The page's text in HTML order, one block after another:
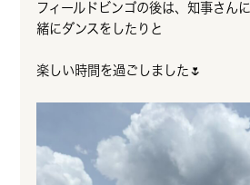
フィールドビンゴの後は、知事さん
緒にダンスをしたりと
楽しい時間を過ごしました🌷